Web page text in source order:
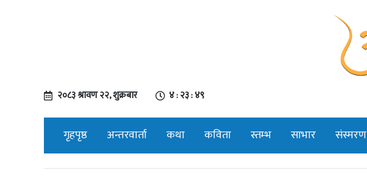
२०८३ श्रावण २२, शुक्रबार ४ : २३ : ५०
गृहपृष्ठ अन्तरवार्ता कथा कविता स्तम्भ साभार संस्मरण